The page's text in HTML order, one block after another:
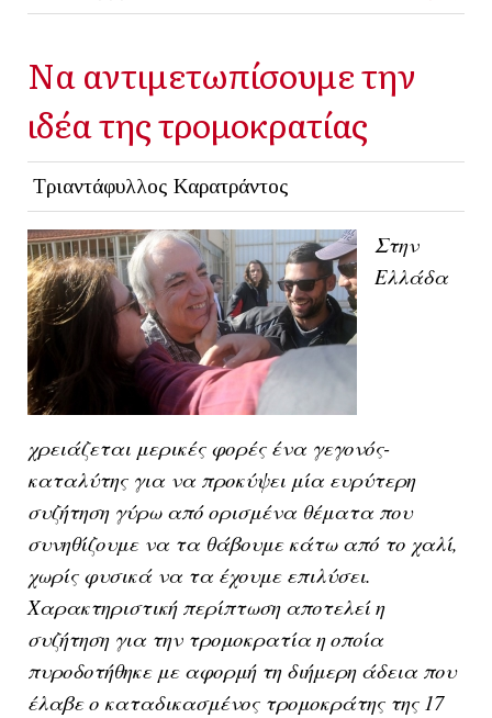
Να αντιμετωπίσουμε την
ιδέα της τρομοκρατίας
Τριαντάφυλλος Καρατράντος
Στην
Ελλάδα
χρειάζεται μερικές φορές ένα γεγονός-
καταλύτης για να προκύψει μία ευρύτερη
συζήτηση γύρω από ορισμένα θέματα που
συνηθίζουμε να τα θάβουμε κάτω από το χαλί,
χωρίς φυσικά να τα έχουμε επιλύσει.
Χαρακτηριστική περίπτωση αποτελεί η
συζήτηση για την τρομοκρατία η οποία
πυροδοτήθηκε με αφορμή τη διήμερη άδεια που
έλαβε ο καταδικασμένος τρομοκράτης της 17